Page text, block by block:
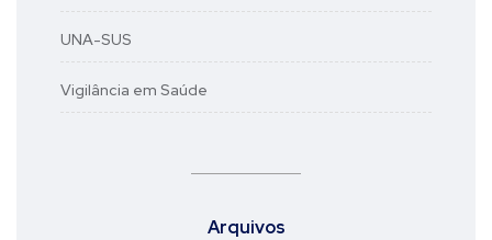
UNA-SUS
Vigilância em Saúde
Arquivos